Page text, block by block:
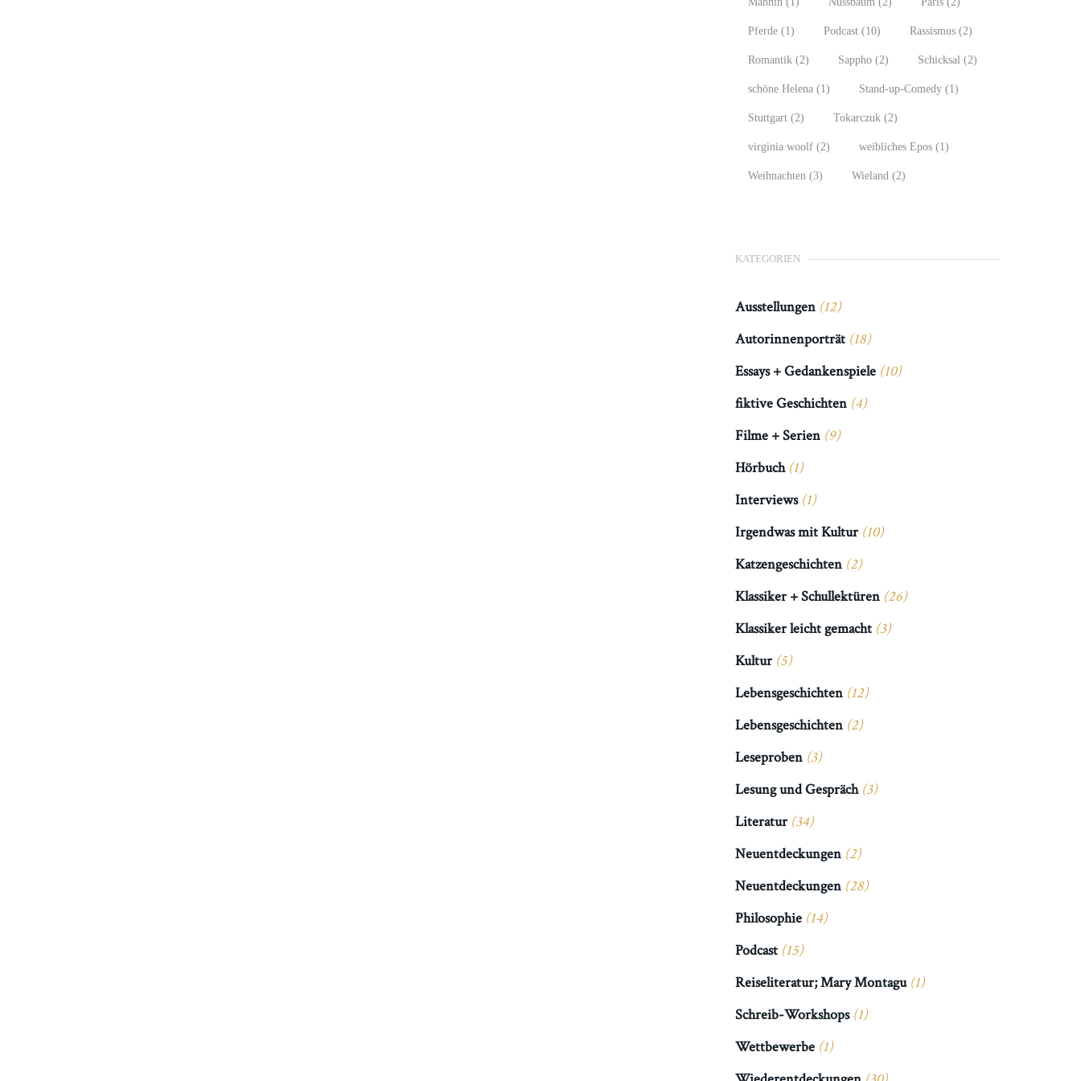
Pferde (1) Podcast (10) Rassismus (2)
Romantik (2) Sappho (2) Schicksal (2)
schöne Helena (1) Stand-up-Comedy (1)
Stuttgart (2) Tokarczuk (2)
virginia woolf (2) weibliches Epos (1)
Weihnachten (3) Wieland (2)
KATEGORIEN
Ausstellungen (12)
Autorinnenporträt (18)
Essays + Gedankenspiele (10)
fiktive Geschichten (4)
Filme + Serien (9)
Hörbuch(1)
Interviews(1)
Irgendwas mit Kultur(10)
Katzengeschichten (2)
Klassiker + Schullektüren (26)
Klassiker leicht gemacht (3)
Kultur(5)
Lebensgeschichten (12)
Lebensgeschichten (2)
Leseproben (3)
Lesung und Gespräch(3)
Literatur(34)
Neuentdeckungen (2)
Neuentdeckungen (28)
Philosophie (14)
Podcast (15)
Reiseliteratur; Mary Montagu(1)
Schreib-Workshops(1)
Wettbewerbe (1)